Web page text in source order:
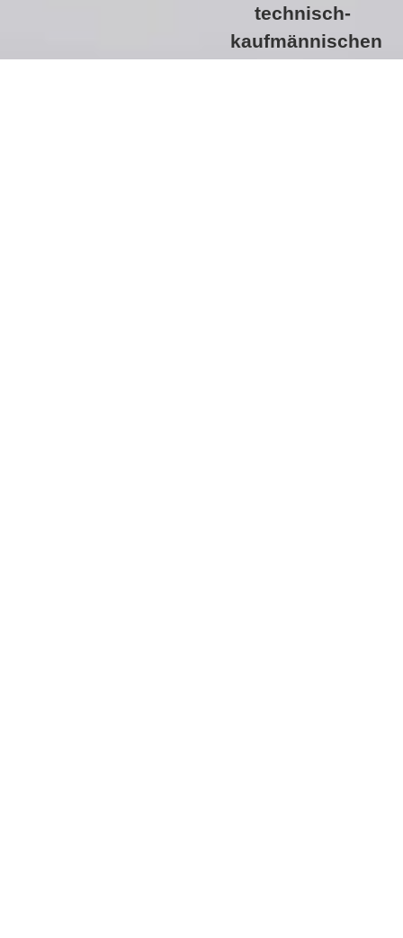
technisch-
kaufmännischen